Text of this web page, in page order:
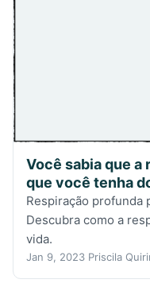
Você sabia que
que você tenha
Respiração profunda
Descubra como a
vida.
Jan 9, 2023 Priscila